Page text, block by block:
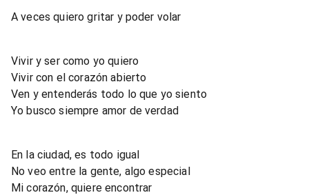
A veces quiero gritar y poder volar
Vivir y ser como yo quiero
Vivir con el corazón abierto
Ven y entenderás todo lo que yo siento
Yo busco siempre amor de verdad
En la ciudad, es todo igual
No veo entre la gente, algo especial
Mi corazón, quiere encontrar